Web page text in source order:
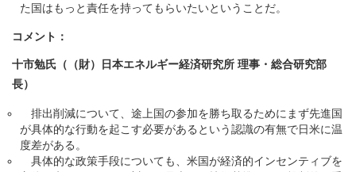
た国はもっと責任を持ってもらいたいということだ。
コメント：
十市勉氏（（財）日本エネルギー経済研究所 理事・総合研究部
長）
排出削減について、途上国の参加を勝ち取るためにまず先進国
が具体的な行動を起こす必要があるという認識の有無で日米に温
度差がある。
具体的な政策手段についても、米国が経済的インセンティブを